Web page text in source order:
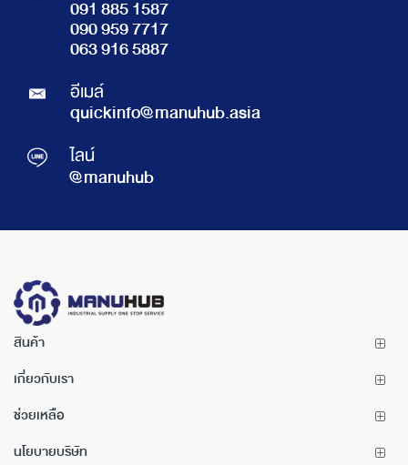
091 885 1587
090 959 7717
063 916 5887
อีเมล์
quickinfo@manuhub.asia
ไลน์
@manuhub
สินค้า
เกี่ยวกับเรา
ช่วยเหลือ
นโยบายบริษัท